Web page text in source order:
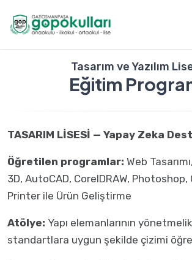
Tasarım ve Yazılım
Eğitim
TASARIM LİSESİ — Yapay Zeka
Öğretilen programlar: Web
3D, AutoCAD, CorelDRAW, Photoshop,
Printer ile Ürün Geliştirme
Atölye: Yapı elemanlarının
standartlara uygun şekilde çizimi